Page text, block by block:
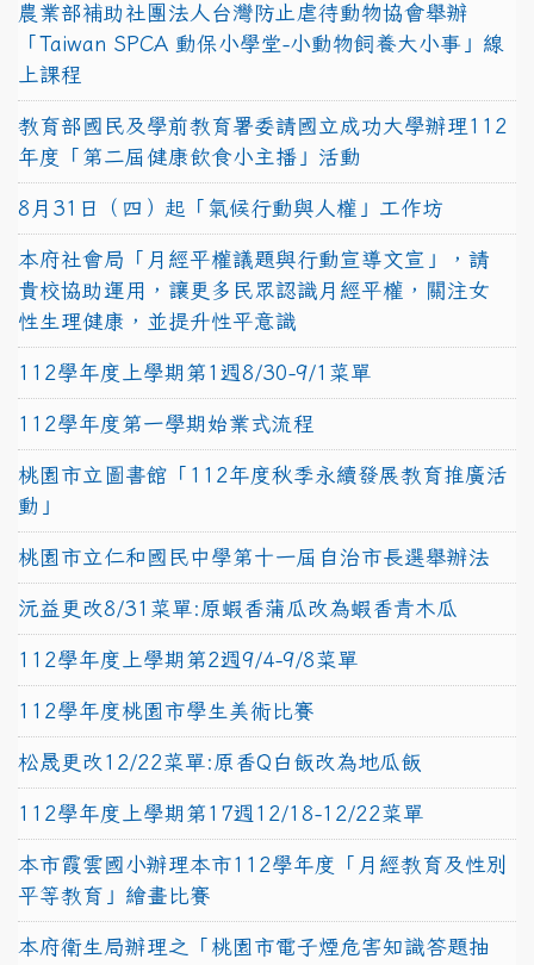
農業部補助社團法人台灣防止虐待動物協會舉辦
「Taiwan SPCA 動保小學堂-小動物飼養大小事」線
上課程
教育部國民及學前教育署委請國立成功大學辦理112
年度「第二屆健康飲食小主播」活動
8月31日（四）起「氣候行動與人權」工作坊
本府社會局「月經平權議題與行動宣導文宣」，請
貴校協助運用，讓更多民眾認識月經平權，關注女
性生理健康，並提升性平意識
112學年度上學期第1週8/30-9/1菜單
112學年度第一學期始業式流程
桃園市立圖書館「112年度秋季永續發展教育推廣活
動」
桃園市立仁和國民中學第十一屆自治市長選舉辦法
沅益更改8/31菜單:原蝦香蒲瓜改為蝦香青木瓜
112學年度上學期第2週9/4-9/8菜單
112學年度桃園市學生美術比賽
松晟更改12/22菜單:原香Q白飯改為地瓜飯
112學年度上學期第17週12/18-12/22菜單
本市霞雲國小辦理本市112學年度「月經教育及性別
平等教育」繪畫比賽
本府衛生局辦理之「桃園市電子煙危害知識答題抽